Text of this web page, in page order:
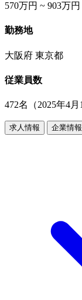
570万円 ~ 903万円
勤務地
大阪府 東京都
従業員数
472名（2025年4月
求人情報 企業情報